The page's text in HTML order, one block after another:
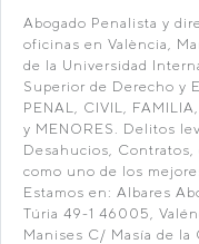
Abogado Penalista y
oficinas en València,
de la Universidad
Superior de Derecho y
PENAL, CIVIL,
y MENORES. Delitos
Desahucios, Contratos,
como uno de los
Estamos en: Albares
Túria 49-1 46005,
Manises C/ Masía de la